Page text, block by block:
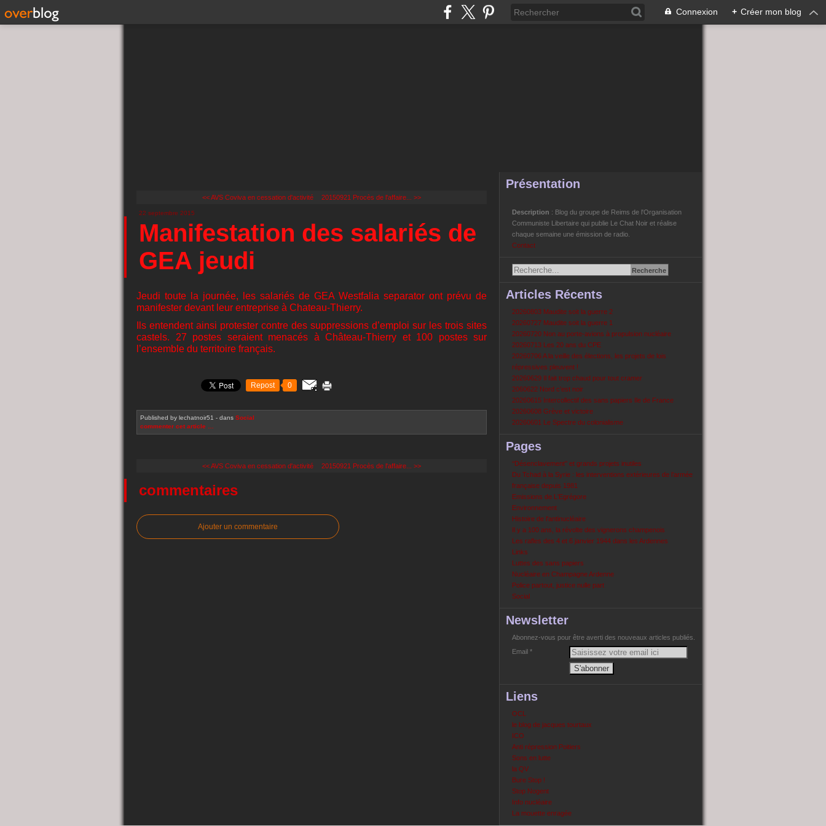
Connexion + Créer mon blog
<< AVS Coviva en cessation d'activité 20150921 Procès de l'affaire... >>
22 septembre 2015
Manifestation des salariés de
GEA jeudi
Jeudi toute la journée, les salariés de GEA Westfalia separator ont prévu de
manifester devant leur entreprise à Chateau-Thierry.
Ils entendent ainsi protester contre des suppressions d’emploi sur les trois sites
castels. 27 postes seraient menacés à Château-Thierry et 100 postes sur
l’ensemble du territoire français.
Repost 0
Published by lechatnoir51 - dans Social
commenter cet article
<< AVS Coviva en cessation d'activité 20150921 Procès de l'affaire... >>
commentaires
Ajouter un commentaire
Présentation
Description : Blog du groupe de Reims de l'Organisation
Communiste Libertaire qui publie Le Chat Noir et réalise
chaque semaine une émission de radio.
Contact
Articles Récents
20260803 Maudite soit la guerre 2
20260727 Maudite soit la guerre 1
20260720 Non au porte-avions à propulsion nucléaire
20260713 Les 20 ans du CPE
20260706 A la veille des élections, les projets de lois
répressives pleuvent !
20260629 Il fait trop chaud pour tout cramer
2060622 Nord c’est noir
20260615 Intercollectif des sans papiers Ile de France
20260608 Grève et victoire
20260601 Le Spectre du colonialisme
Pages
‘‘Désenclavement’’ et grands projets inutiles
Du Tchad à la Syrie : les interventions extérieures de l’armée
française depuis 1981
Emissions de L'Egrégore
Environnement
Histoire de l'antinucléaire
Il y a 100 ans, la révolte des vignerons champenois
Les rafles des 4 et 6 janvier 1944 dans les Ardennes
Links
Luttes des sans papiers
Nucléaire en Champagne Ardenne
Police partout, justice nulle part
Social
Newsletter
Abonnez-vous pour être averti des nouveaux articles publiés.
Email
Liens
OCL
le blog de jacques tourtaux
ICO
Anti répression Poitiers
Sons en lutte
la QV
Bure Stop !
Stop Nogent
Info nucléaire
La mouette enragée